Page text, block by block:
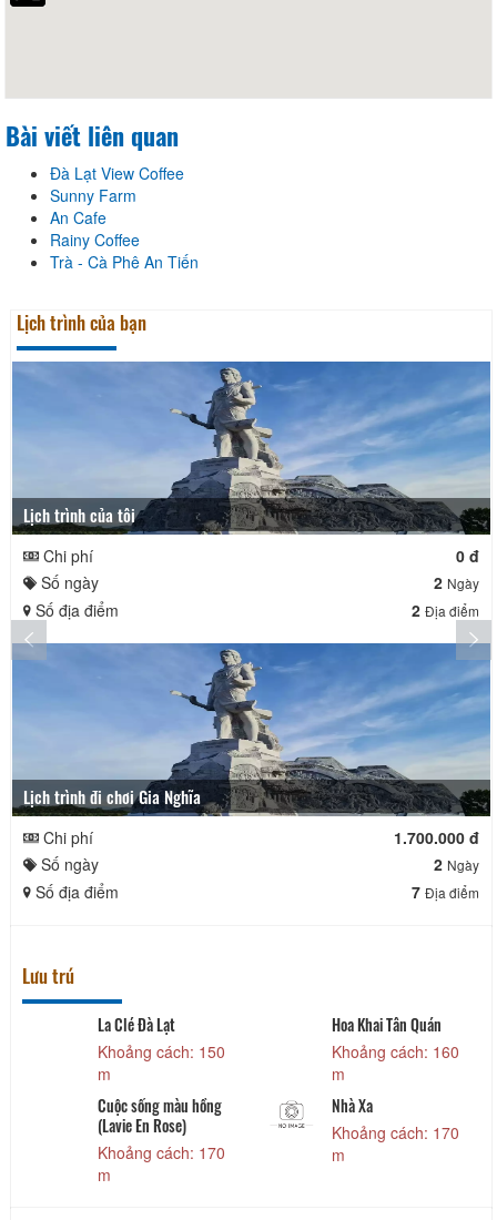
Bài viết liên quan
Đà Lạt View Coffee
Sunny Farm
An Cafe
Rainy Coffee
Trà - Cà Phê An Tiến
Lịch trình của bạn
Lịch trình của tôi
Chi phí
0 đ
Số ngày
2 Ngày
Số địa điểm 2 Địa điểm
Lịch trình đi chơi Gia Nghĩa
Chi phí
1.700.000 đ
Số ngày
2 Ngày
Số địa điểm 7 Địa điểm
Lưu trú
La Clé Đà Lạt
Khoảng cách: 150
m
Hoa Khai Tân Quán
Khoảng cách: 160
m
Cuộc sống màu hồng
(Lavie En Rose)
Khoảng cách: 170
m
Nhà Xa
Khoảng cách: 170
m